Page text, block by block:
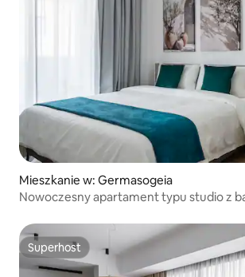
Mieszkanie w: Germasogeia
Nowoczesny apartament typu studio z
Superhost
Superhost